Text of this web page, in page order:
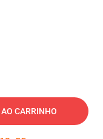
CARRINHO